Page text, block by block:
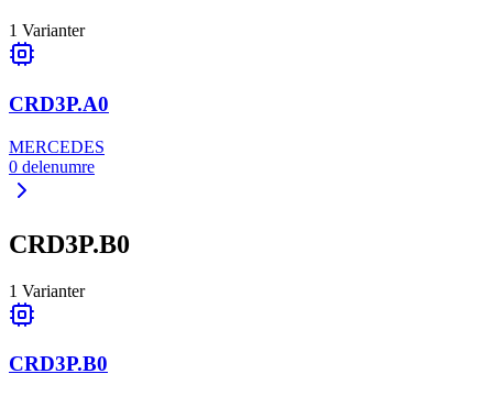
1 Varianter
CRD3P.A0
MERCEDES
0 delenumre
CRD3P.B0
1 Varianter
CRD3P.B0